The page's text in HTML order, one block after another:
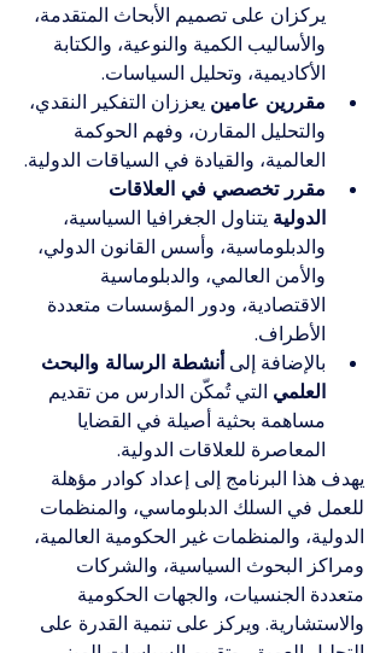
يركزان على تصميم الأبحاث المتقدمة،
والأساليب الكمية والنوعية، والكتابة
الأكاديمية، وتحليل السياسات.
مقررين عامين يعززان التفكير النقدي،
والتحليل المقارن، وفهم الحوكمة
العالمية، والقيادة في السياقات الدولية.
مقرر تخصصي في العلاقات
الدولية يتناول الجغرافيا السياسية،
والدبلوماسية، وأسس القانون الدولي،
والأمن العالمي، والدبلوماسية
الاقتصادية، ودور المؤسسات متعددة
الأطراف.
بالإضافة إلى أنشطة الرسالة والبحث
العلمي التي تُمكّن الدارس من تقديم
مساهمة بحثية أصيلة في القضايا
المعاصرة للعلاقات الدولية.
يهدف هذا البرنامج إلى إعداد كوادر مؤهلة
للعمل في السلك الدبلوماسي، والمنظمات
الدولية، والمنظمات غير الحكومية العالمية،
ومراكز البحوث السياسية، والشركات
متعددة الجنسيات، والجهات الحكومية
والاستشارية. ويركز على تنمية القدرة على